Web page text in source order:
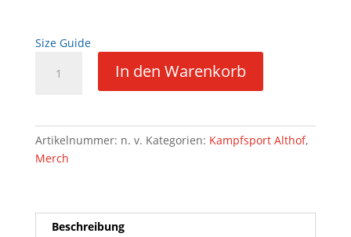
Size Guide
Althof
Unisex-
Kapuzenpullover
In den Warenkorb
Artikelnummer: n. v. Kategorien: Kampfsport Althof,
Merch
Beschreibung